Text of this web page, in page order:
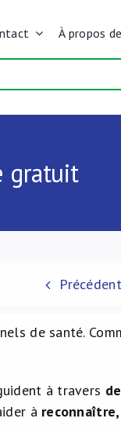
À propos
gratuit
Précédent
de santé.
à travers
à